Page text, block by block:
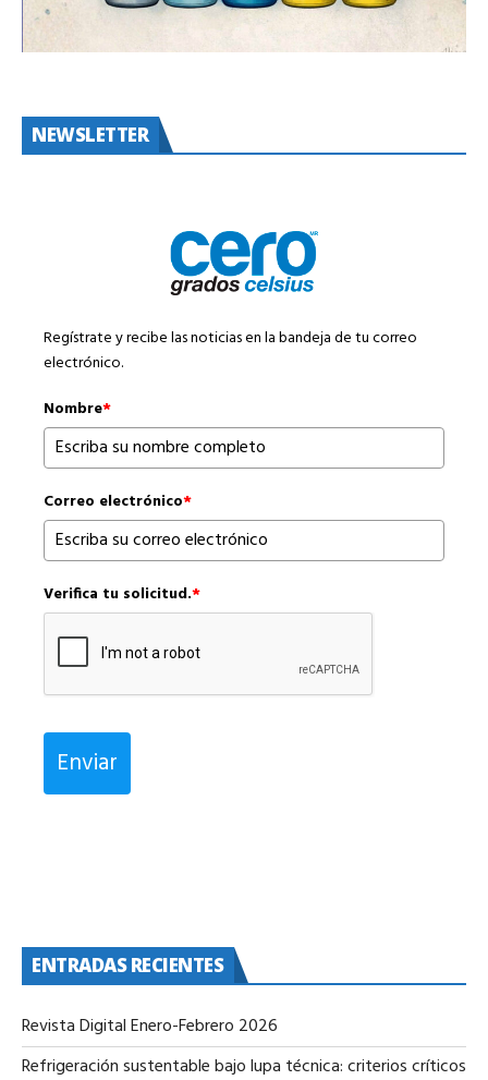
NEWSLETTER
Regístrate y recibe las noticias en la bandeja de tu correo
electrónico.
Nombre*
Correo electrónico*
Verifica tu solicitud.*
Enviar
ENTRADAS RECIENTES
Revista Digital Enero-Febrero 2026
Refrigeración sustentable bajo lupa técnica: criterios críticos